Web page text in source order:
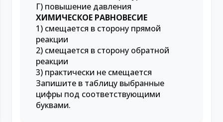
Г) повышение давления
ХИМИЧЕСКОЕ РАВНОВЕСИЕ
1) смещается в сторону прямой
реакции
2) смещается в сторону обратной
реакции
3) практически не смещается
Запишите в таблицу выбранные
цифры под соответствующими
буквами.